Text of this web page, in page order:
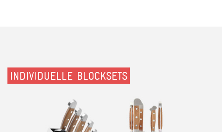
INDIVIDUELLE BLOCKSETS